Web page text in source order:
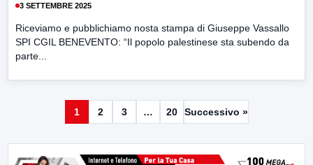
3 SETTEMBRE 2025
Riceviamo e pubblichiamo nosta stampa di Giuseppe Vassallo
SPI CGIL BENEVENTO: “Il popolo palestinese sta subendo da
parte...
1 2 3 … 20 Successivo »